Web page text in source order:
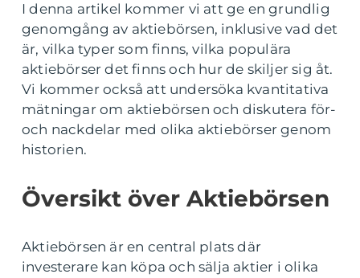
I denna artikel kommer vi att ge en grundlig
genomgång av aktiebörsen, inklusive vad det
är, vilka typer som finns, vilka populära
aktiebörser det finns och hur de skiljer sig åt.
Vi kommer också att undersöka kvantitativa
mätningar om aktiebörsen och diskutera för-
och nackdelar med olika aktiebörser genom
historien.
Översikt över Aktiebörsen
Aktiebörsen är en central plats där
investerare kan köpa och sälja aktier i olika